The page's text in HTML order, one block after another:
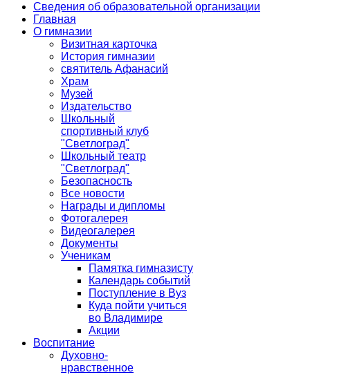
Сведения об образовательной организации
Главная
О гимназии
Визитная карточка
История гимназии
святитель Афанасий
Храм
Музей
Издательство
Школьный
спортивный клуб
"Светлоград"
Школьный театр
"Светлоград"
Безопасность
Все новости
Награды и дипломы
Фотогалерея
Видеогалерея
Документы
Ученикам
Памятка гимназисту
Календарь событий
Поступление в Вуз
Куда пойти учиться
во Владимире
Акции
Воспитание
Духовно-
нравственное